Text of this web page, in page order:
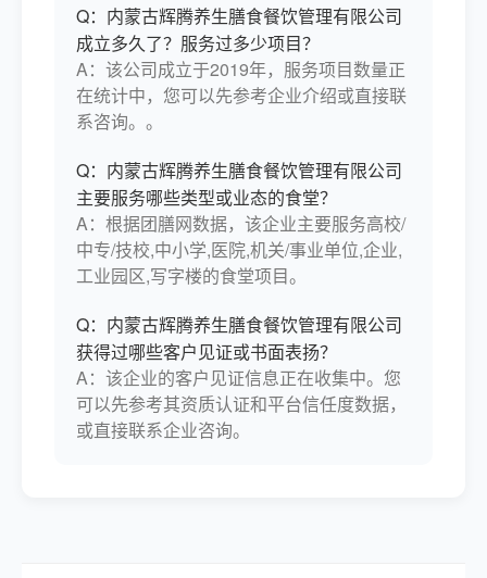
Q：内蒙古辉腾养生膳食餐饮管理有限公司
成立多久了？服务过多少项目？
A：该公司成立于2019年，服务项目数量正
在统计中，您可以先参考企业介绍或直接联
系咨询。。
Q：内蒙古辉腾养生膳食餐饮管理有限公司
主要服务哪些类型或业态的食堂？
A：根据团膳网数据，该企业主要服务高校/
中专/技校,中小学,医院,机关/事业单位,企业,
工业园区,写字楼的食堂项目。
Q：内蒙古辉腾养生膳食餐饮管理有限公司
获得过哪些客户见证或书面表扬？
A：该企业的客户见证信息正在收集中。您
可以先参考其资质认证和平台信任度数据，
或直接联系企业咨询。